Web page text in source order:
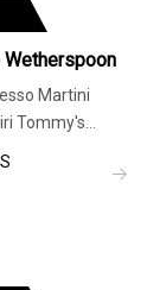
Martini
Tommy's